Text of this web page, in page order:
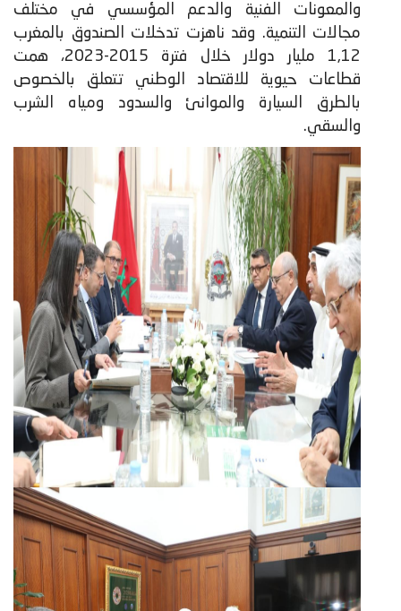
والمعونات الفنية والدعم المؤسسي في مختلف
مجالات التنمية. وقد ناهزت تدخلات الصندوق بالمغرب
1,12 مليار دولار خلال فترة 2015-2023، همت
قطاعات حيوية للاقتصاد الوطني تتعلق بالخصوص
بالطرق السيارة والموانئ والسدود ومياه الشرب
والسقي.